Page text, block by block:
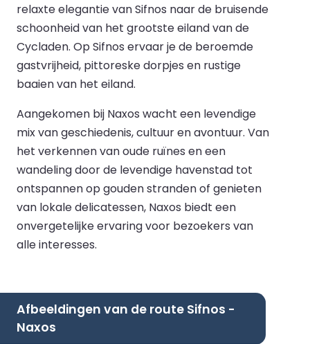
relaxte elegantie van Sifnos naar de bruisende
schoonheid van het grootste eiland van de
Cycladen. Op Sifnos ervaar je de beroemde
gastvrijheid, pittoreske dorpjes en rustige
baaien van het eiland.
Aangekomen bij Naxos wacht een levendige
mix van geschiedenis, cultuur en avontuur. Van
het verkennen van oude ruïnes en een
wandeling door de levendige havenstad tot
ontspannen op gouden stranden of genieten
van lokale delicatessen, Naxos biedt een
onvergetelijke ervaring voor bezoekers van
alle interesses.
Afbeeldingen van de route Sifnos -
Naxos